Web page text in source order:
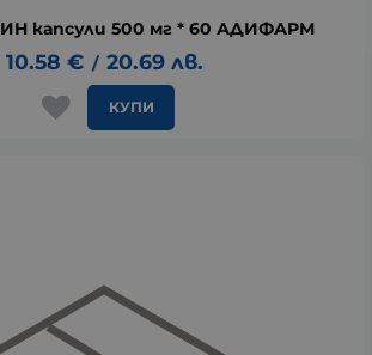
капсули 500 мг * 60 АДИФАРМ
10.58 € / 20.69 лв.
КУПИ